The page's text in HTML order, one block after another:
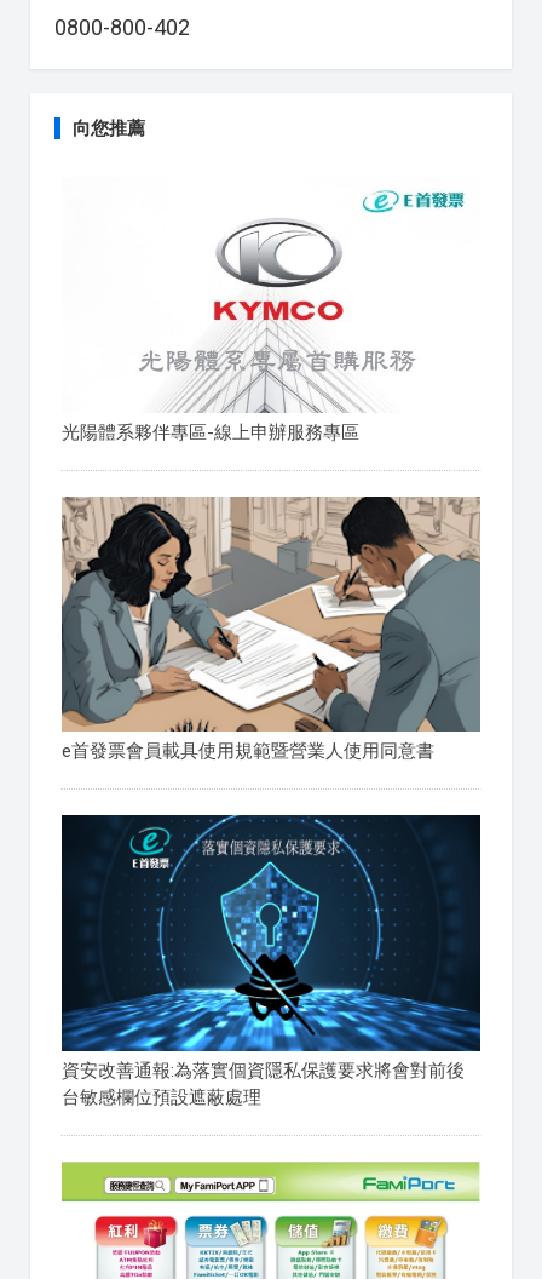
0800-800-402
向您推薦
光陽體系夥伴專區-線上申辦服務專區
e首發票會員載具使用規範暨營業人使用同意書
資安改善通報:為落實個資隱私保護要求將會對前後
台敏感欄位預設遮蔽處理